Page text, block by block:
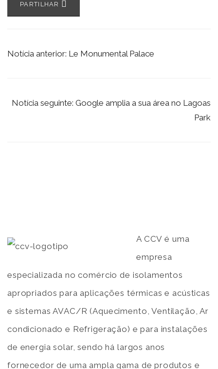
PARTILHAR
Notícia anterior: Le Monumental Palace
Notícia seguinte: Google amplia a sua área no Lagoas
Park
A CCV é uma
empresa
especializada no comércio de isolamentos
apropriados para aplicações térmicas e acústicas
e sistemas AVAC/R (Aquecimento, Ventilação, Ar
condicionado e Refrigeração) e para instalações
de energia solar, sendo há largos anos
fornecedor de uma ampla gama de produtos e